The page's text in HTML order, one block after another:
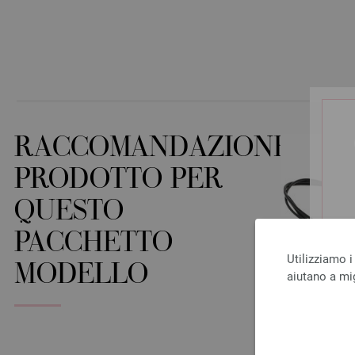
Utilizziamo
aiutano a
RACCOMANDAZIONE
PRODOTTO PER
QUESTO
PACCHETTO
MODELLO